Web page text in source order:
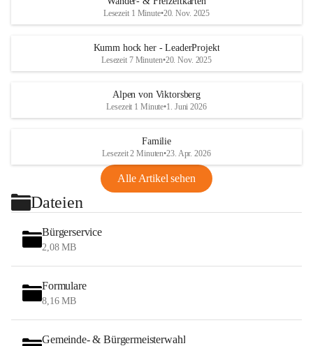
Lesezeit 1 Minute•20. Nov. 2025
Kumm hock her - LeaderProjekt
Lesezeit 7 Minuten•20. Nov. 2025
Alpen von Viktorsberg
Lesezeit 1 Minute•1. Juni 2026
Familie
Lesezeit 2 Minuten•23. Apr. 2026
Alle Artikel sehen
Dateien
Bürgerservice
2,08 MB
Formulare
8,16 MB
Gemeinde- & Bürgermeisterwahl